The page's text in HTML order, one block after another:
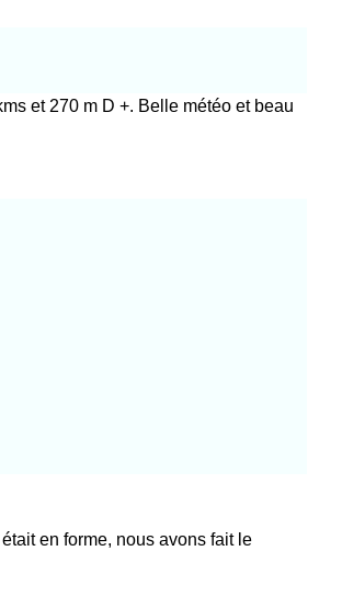
et 270 m D +. Belle météo et beau
en forme, nous avons fait le